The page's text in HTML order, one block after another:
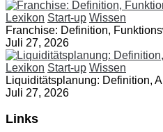
Lexikon Start-up Wissen
Franchise: Definition,
Juli 27, 2026
Lexikon Start-up Wissen
Liquiditätsplanung: Definition,
Juli 27, 2026
Links